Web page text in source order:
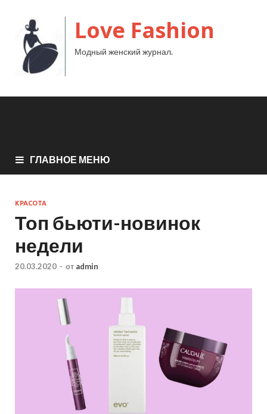
Love Fashion
Модный женский журнал.
ГЛАВНОЕ МЕНЮ
КРАСОТА
Топ бьюти-новинок
недели
20.03.2020 - от admin